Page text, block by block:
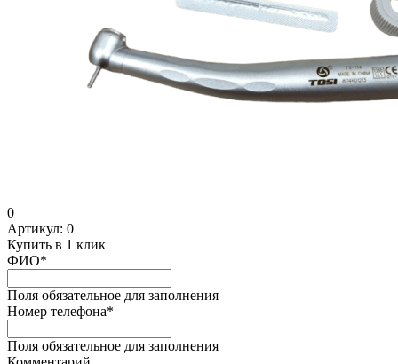
0
Артикул: 0
Купить в 1 клик
ФИО*
Поля обязательное для заполнения
Номер телефона*
Поля обязательное для заполнения